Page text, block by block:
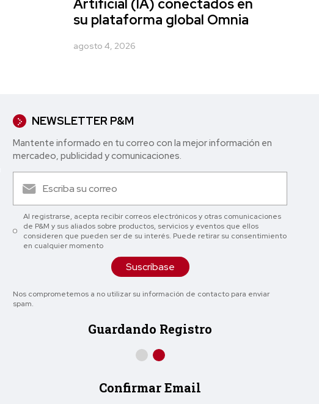
Artificial (IA) conectados en
su plataforma global Omnia
agosto 4, 2026
NEWSLETTER P&M
Mantente informado en tu correo con la mejor in formación en
mercadeo, publicidad y comunicaciones.
Al registrarse, acepta recibir correos electrónicos y otras comunicaciones
de P&M y sus aliados sobre productos, servicios y eventos que ellos
consideren que pueden ser de su interés. Puede retirar su consentimiento
en cualquier momento
Suscríbase
Nos comprometemos a no utilizar su información de contacto para enviar
spam.
Guardando Registro
Confirmar Email